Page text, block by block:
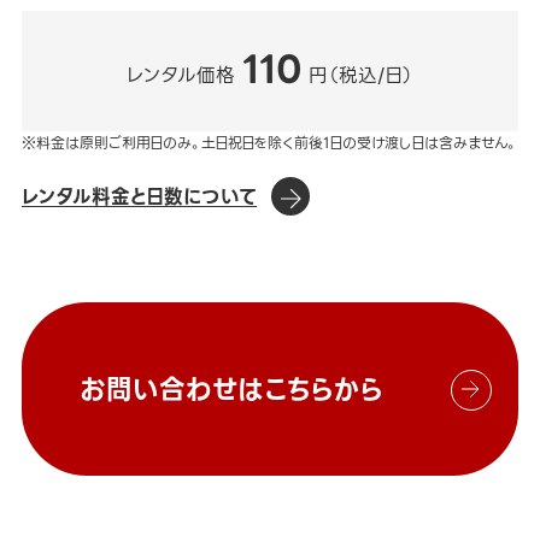
レンタル価格 110 円（税込/日）
※料金は原則ご利用日のみ。土日祝日を除く前後1日の受け渡し日は含みません。
レンタル料金と日数について
お問い合わせはこちらから